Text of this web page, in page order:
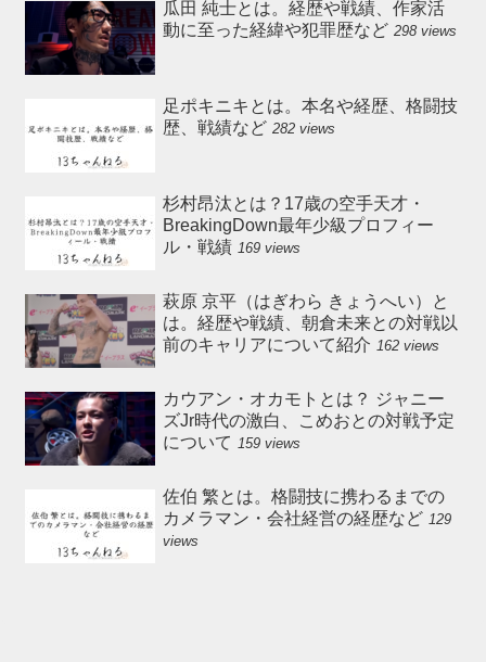
瓜田 純士とは。経歴や戦績、作家活
動に至った経緯や犯罪歴など 298 views
足ポキニキとは。本名や経歴、格闘技
歴、戦績など 282 views
杉村昂汰とは？17歳の空手天才・
BreakingDown最年少級プロフィー
ル・戦績 169 views
萩原 京平（はぎわら きょうへい）と
は。経歴や戦績、朝倉未来との対戦以
前のキャリアについて紹介 162 views
カウアン・オカモトとは？ ジャニー
ズJr時代の激白、こめおとの対戦予定
について 159 views
佐伯 繁とは。格闘技に携わるまでの
カメラマン・会社経営の経歴など 129
views